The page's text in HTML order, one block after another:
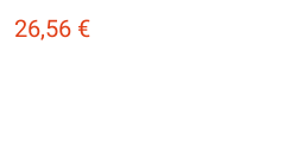
26,56 €